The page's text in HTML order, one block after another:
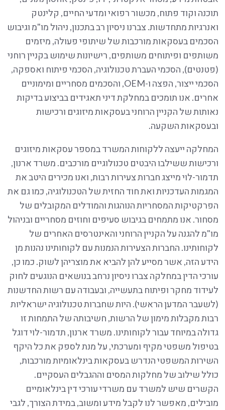
תוכנה וקוד פתוח, מכשור רפואי ומדעי החיים, קלינטק
ואנרגיות מתחדשות. צברנו ניסיון רב בתכנון, ניהול מו"מ וגיבוש
הסכמים בעסקאות מורכבות של שיתופי פעולה, מיזמים
משותפים ופיתוחים משותפים, רישיונות שימוש בקניין רוחני
(פטנטים), הסכמי העברת טכנולוגיה, הסכמי פיתוח ואספקה,
הסכמי ייצור, הפצה ו-OEM, והסכמים מסחריים ומימוניים
אחרים. אנו תומכים במחלקת דיני תאגידים בביצוע בדיקות
נאותות של הקניין הרוחני בעסקאות מיזוגים ורכישות
ובעסקאות השקעה.
המחלקה ייעצה ללקוחות המשרד במספר עסקאות מיזוגים
ורכישות ששילבו היבטים טכנולוגיים מורכבים. משרד ארנון,
תדמור-לוי מייצג חברות צעירות רבות, ואנו מכירים היטב את
המגמות העדכניות ואת חוד החזית של הטכנולוגיה, כמו גם את
הפרקטיקות המסחריות הנוהגות והמודלים המקובלים של
מסחור. אנו מתמחים בגיבוש סעיפים וחוזים מסחריים ובניהול
מו"מ להגנה על הקניין הרוחני והאינטרסים האחרים של
לקוחותינו. החברות הצעירות הנמנות עם לקוחותינו נהנות מן
הידע הזה, אשר מסייע להן להביא את מוצריהן לשוק. כמו כן,
עורכי הדין במחלקה צברו ניסיון נרחב בנושאים הנוגעים לחוק
לעידוד מחקר ופיתוח בתעשייה, ובעבודה עם רשות החדשנות
(לשעבר המדען הראשי). היות שחברות טכנולוגיה ישראליות
רבות מקבלות מימון של הרשות, חשיבותה של התמחות זו
גדולה במיוחד עבור לקוחותינו. משרד ארנון, תדמור-לוי דוגל
בטיפול משפטי מקיף ומערכתי, על מנת לספק את כל היקף
השירות המשפטי הנדרש בעסקאות בינלאומיות מורכבות,
כולל שילוב של מחלקות המסים וההגבלים העסקיים.
הקשרים שיש למשרד עם משרדי עורכי דין בינלאומיים
מובילים, מאפשר לנו לקבל מידע ומשוב, במידת הצורך, לגבי